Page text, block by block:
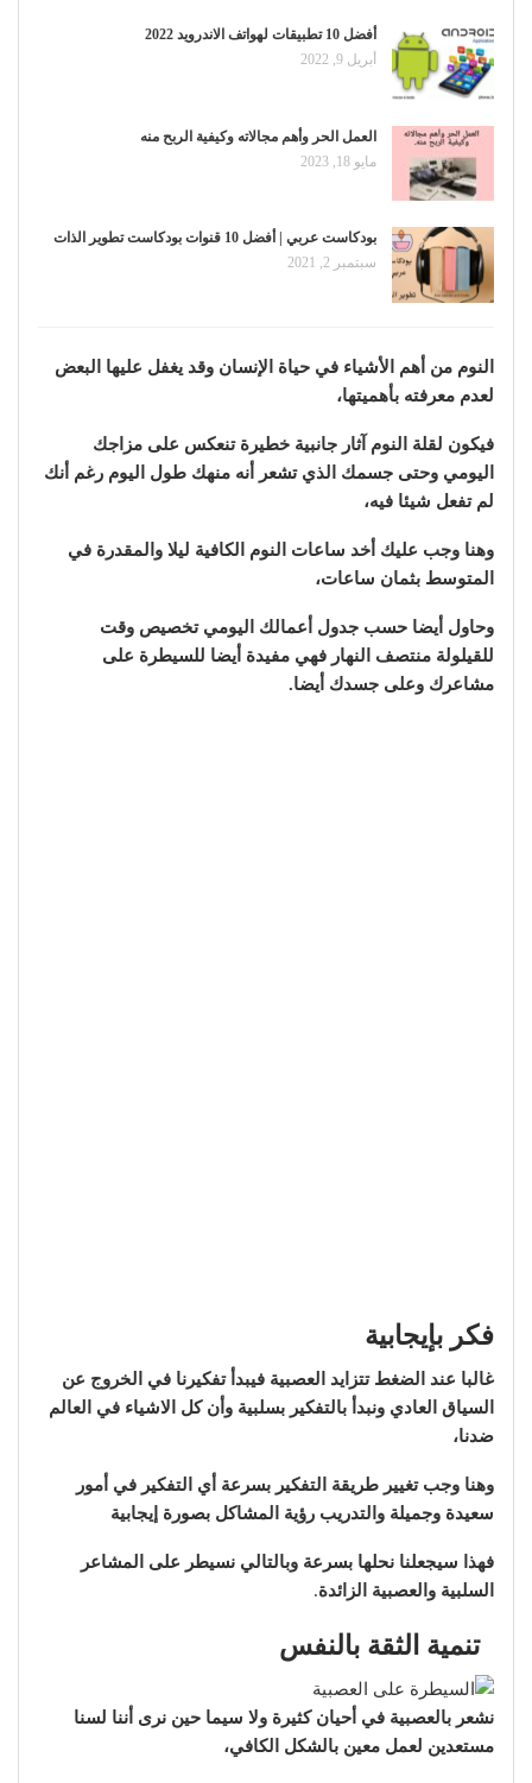
أفضل 10 تطبيقات لهواتف الاندرويد 2022
أبريل 9, 2022
العمل الحر وأهم مجالاته وكيفية الربح منه
مايو 18, 2023
بودكاست عربي | أفضل 10 قنوات بودكاست تطوير الذات
سبتمبر 2, 2021
النوم من أهم الأشياء في حياة الإنسان وقد يغفل عليها البعض
لعدم معرفته بأهميتها،
فيكون لقلة النوم آثار جانبية خطيرة تنعكس على مزاجك
اليومي وحتى جسمك الذي تشعر أنه منهك طول اليوم رغم أنك
لم تفعل شيئا فيه،
وهنا وجب عليك أخد ساعات النوم الكافية ليلا والمقدرة في
المتوسط بثمان ساعات،
وحاول أيضا حسب جدول أعمالك اليومي تخصيص وقت
للقيلولة منتصف النهار فهي مفيدة أيضا للسيطرة على
مشاعرك وعلى جسدك أيضا.
فكر بإيجابية
غالبا عند الضغط تتزايد العصبية فيبدأ تفكيرنا في الخروج عن
السياق العادي ونبدأ بالتفكير بسلبية وأن كل الاشياء في العالم
ضدنا،
وهنا وجب تغيير طريقة التفكير بسرعة أي التفكير في أمور
سعيدة وجميلة والتدريب رؤية المشاكل بصورة إيجابية
فهذا سيجعلنا نحلها بسرعة وبالتالي نسيطر على المشاعر
السلبية والعصبية الزائدة.
تنمية الثقة بالنفس
نشعر بالعصبية في أحيان كثيرة ولا سيما حين نرى أننا لسنا
مستعدين لعمل معين بالشكل الكافي،